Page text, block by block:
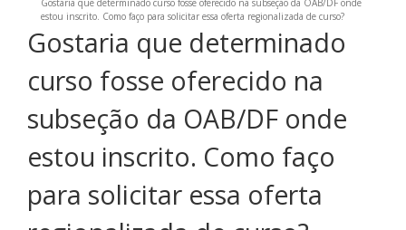
Gostaria que determinado curso fosse oferecido na subseção da OAB/DF onde
estou inscrito. Como faço para solicitar essa oferta regionalizada de curso?
Gostaria que determinado
curso fosse oferecido na
subseção da OAB/DF onde
estou inscrito. Como faço
para solicitar essa oferta